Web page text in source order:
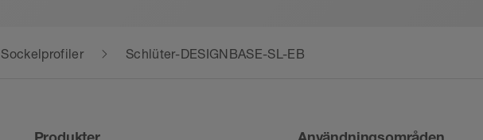
Sockelprofiler Schlüter-DESIGNBASE-SL-EB